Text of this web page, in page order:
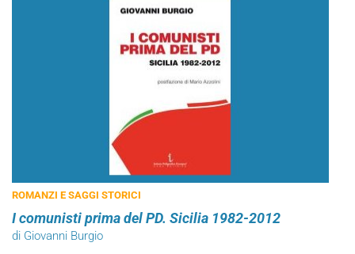
ROMANZI E SAGGI STORICI
I comunisti prima del PD. Sicilia 1982-2012
di Giovanni Burgio